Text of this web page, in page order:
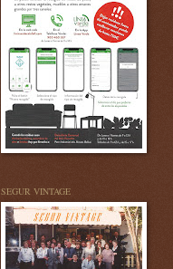
SEGUR VINTAGE